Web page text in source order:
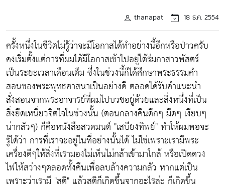
thanapat 18 ธ.ค. 2554
ครั้งหนึ่งในชีวิตไม่รู้ว่าจะมีโอกาสได้ทำอย่างนี้อีกหรือป่าวครับ
คงเริ่มตั้งแต่การที่ผมได้มีโอกาสเข้าไปอยู่ใต้ร่มกาสาวพัสตร์
เป็นระยะเวลาเดือนเต็ม ซึ่งในช่วงนี้ก็ได้ศึกษาพระธรรมคำ
สอนของพระพุทธศาสนาเป็นอย่างดี ตลอดได้รับคำแนะนำ
สั่งสอนจากพระอาจารย์ที่ผมไปบวชอยู่ด้วยและสิ่งหนึ่งที่เป็น
สิ่งยืดเหนี่ยวจิตใจในช่วงนั้น (ตอนกลางคืนดึกๆ มืดๆ เงียบๆ
น่ากลัวๆ) ก็คือหนังสือสวดมนต์ "เสบียงทิพย์" ทำให้ผมพอจะ
รู้ได้ว่า การที่เราจะอยู่ในที่อย่างนั้นได้ ไม่ใช่เพราะเรามีพระ
เครื่องดีๆให้สิ่งที่เรามองไม่เห็นไม่กล้าเข้ามาใกล้ หรือเปิดดวง
ไฟให้สว่างๆตลอดทั้งคืนเพื่อลบล้างความกลัว หากแต่เป็น
เพราะว่าเรามี "สติ" แล้วสติก็เกิดขึ้นจากอะไรล่ะ ก็เกิดขึ้น